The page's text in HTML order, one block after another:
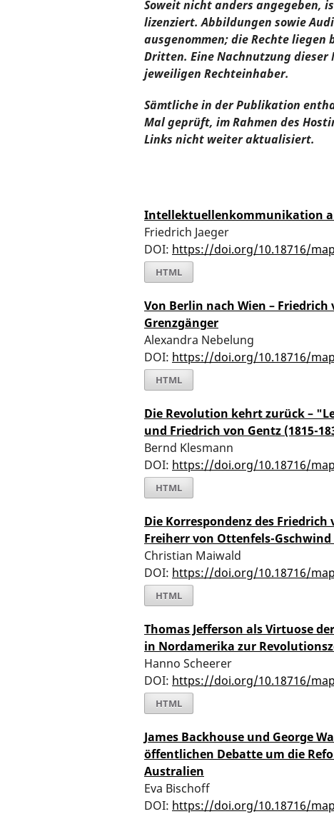
Soweit nicht anders angegeben,
lizenziert. Abbildungen sowie
ausgenommen; die Rechte
Dritten. Eine Nachnutzung
jeweiligen Rechteinhaber.
Sämtliche in der Publikation
Mal geprüft, im Rahmen des
Links nicht weiter aktualisiert.
Intellektuellenkommunikation
Friedrich Jaeger
DOI: https://doi.org/10.18716/
HTML
Von Berlin nach Wien –
Grenzgänger
Alexandra Nebelung
DOI: https://doi.org/10.18716/
HTML
Die Revolution kehrt zurück –
und Friedrich von Gentz (1815-
Bernd Klesmann
DOI: https://doi.org/10.18716/
HTML
Die Korrespondenz des
Freiherr von Ottenfels-Gschwind
Christian Maiwald
DOI: https://doi.org/10.18716/
HTML
Thomas Jefferson als Virtuose
in Nordamerika zur
Hanno Scheerer
DOI: https://doi.org/10.18716/
HTML
James Backhouse und George
öffentlichen Debatte um die
Australien
Eva Bischoff
DOI: https://doi.org/10.18716/